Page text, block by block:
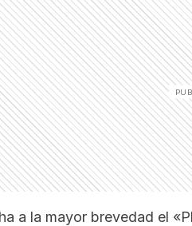
a la mayor brevedad el